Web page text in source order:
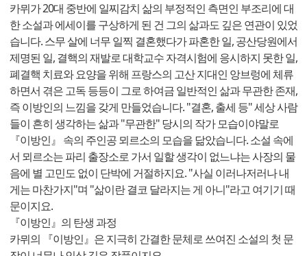
카뮈가 20대 중반에 일찌감치 삶의 부정적인 측면인 부조리에 대
한 소설과 에세이를 구상하게 된 건 그의 삶과도 깊은 연관이 있었
습니다. 스무 살에 너무 일찍 결혼했다가 파혼한 일, 공산당원에서
제명된 일, 결핵의 재발로 대학교수 자격시험에 응시하지 못한 일,
폐결핵 치료와 요양을 위해 프랑스의 고산 지대인 앙브렁에 체류
하면서 겪은 고독 등등이 그로 하여금 일반적인 삶과 무관한 존재,
즉 이방인의 느낌을 갖게 만들었습니다. "결혼, 출세 등" 세상 사람
들이 흔히 생각하는 삶과 "무관한" 당시의 작가 모습이야말로
『이방인』 속의 주인공 뫼르소의 모습을 닮았습니다. 소설 속에
서 뫼르소는 파리 출장소로 가서 일할 생각이 없느냐는 사장의 물
음에 별 고민도 없이 단박에 거절하지요. "사실 이러나저러나 내
게는 마찬가지"며 "삶이란 결코 달라지는 게 아니"라고 여기기 때
문이지요.
『이방인』의 탄생 과정
카뮈의 『이방인』은 지극히 간결한 문체로 쓰여진 소설의 첫 문